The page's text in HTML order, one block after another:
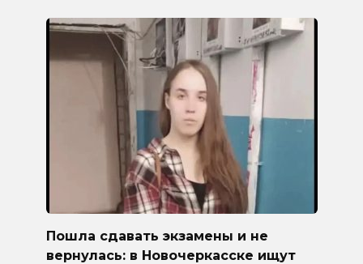
Пошла сдавать экзамены и не
вернулась: в Новочеркасске ищут